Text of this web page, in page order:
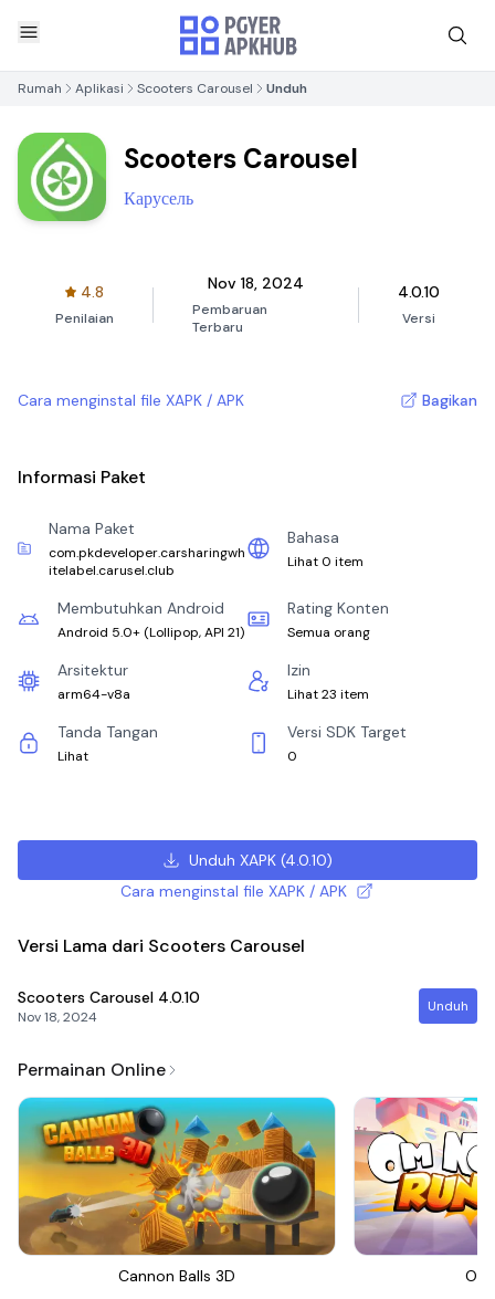
Rumah Aplikasi Scooters Carousel Unduh
Scooters Carousel
Карусель
4.8
Penilaian
Nov 18, 2024
Pembaruan
Terbaru
4.0.10
Versi
Cara menginstal file XAPK / APK Bagikan
Informasi Paket
Nama Paket
com.pkdeveloper.carsharingwh
itelabel.carusel.club
Bahasa
Lihat 0 item
Membutuhkan Android
Android 5.0+ (Lollipop, API 21)
Rating Konten
Semua orang
Arsitektur
arm64-v8a
Izin
Lihat 23 item
Tanda Tangan
Lihat
Versi SDK Target
0
Unduh XAPK(4.0.10)
Cara menginstal file XAPK / APK
Versi Lama dari Scooters Carousel
Scooters Carousel 4.0.10
Nov 18, 2024
Unduh
Permainan Online
Cannon Balls 3D Om